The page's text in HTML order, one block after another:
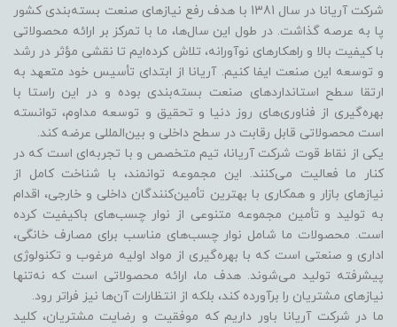
شرکت آریانا در سال 1381 با هدف رفع نیازهای صنعت بسته‌بندی کشور
پا به عرصه گذاشت. در طول این سال‌ها، ما با تمرکز بر ارائه محصولاتی
با کیفیت بالا و راهکارهای نوآورانه، تلاش کرده‌ایم تا نقشی مؤثر در رشد
و توسعه این صنعت ایفا کنیم. آریانا از ابتدای تأسیس خود متعهد به
ارتقا سطح استانداردهای صنعت بسته‌بندی بوده و در این راستا با
بهره‌گیری از فناوری‌های روز دنیا و تحقیق و توسعه مداوم، توانسته
است محصولاتی قابل رقابت در سطح داخلی و بین‌المللی عرضه کند.
یکی از نقاط قوت شرکت آریانا، تیم متخصص و با تجربه‌ای است که در
کنار ما فعالیت می‌کنند. این مجموعه توانمند، با شناخت کامل از
نیازهای بازار و همکاری با بهترین تأمین‌کنندگان داخلی و خارجی، اقدام
به تولید و تأمین مجموعه متنوعی از نوار چسب‌های باکیفیت کرده
است. محصولات ما شامل نوار چسب‌های مناسب برای مصارف خانگی،
اداری و صنعتی است که با بهره‌گیری از مواد اولیه مرغوب و تکنولوژی
پیشرفته تولید می‌شوند. هدف ما، ارائه محصولاتی است که نه‌تنها
نیازهای مشتریان را برآورده کند، بلکه از انتظارات آن‌ها نیز فراتر رود.
ما در شرکت آریانا باور داریم که موفقیت و رضایت مشتریان، کلید